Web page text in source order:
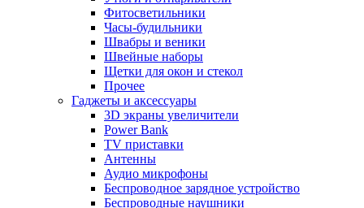
Фитосветильники
Часы-будильники
Швабры и веники
Швейные наборы
Щетки для окон и стекол
Прочее
Гаджеты и аксессуары
3D экраны увеличители
Power Bank
TV приставки
Антенны
Аудио микрофоны
Беспроводное зарядное устройство
Беспроводные наушники